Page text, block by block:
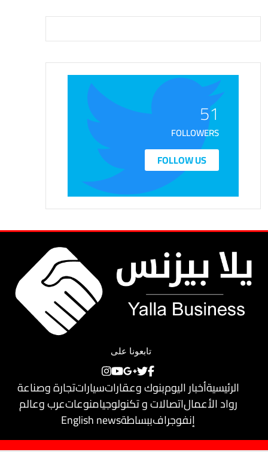
51
FOLLOWERS
FOLLOW US
تابعونا على
الرئيسيةأخبار اليومبنوك وعقاراتسياراتتجارة وصناعة
رواد الأعمالاتصالات و تكنولوجيامنوعاتعرب وعالم
إنفوجرافببساطةEnglish news